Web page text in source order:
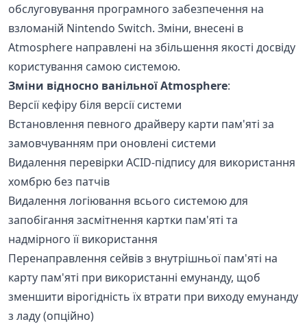
обслуговування програмного забезпечення на
взломаній Nintendo Switch. Зміни, внесені в
Atmosphere направлені на збільшення якості досвіду
користування самою системою.
Зміни відносно ванільної Atmosphere:
Версії кефіру біля версії системи
Встановлення певного драйверу карти пам'яті за
замовчуванням при оновлені системи
Видалення перевірки ACID-підпису для використання
хомбрю без патчів
Видалення логіювання всього системою для
запобігання засмітнення картки пам'яті та
надмірного її використання
Перенаправлення сейвів з внутрішньої пам'яті на
карту пам'яті при використанні емунанду, щоб
зменшити вірогідність їх втрати при виходу емунанду
з ладу (опційно)